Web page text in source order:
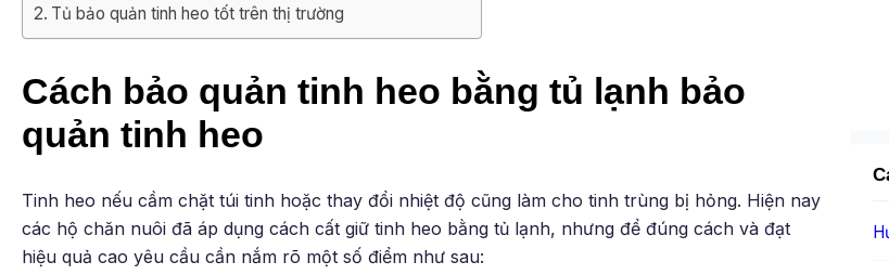
Tủ bảo quản tinh heo tốt trên thị trường
Cách bảo quản tinh heo bằng tủ lạnh bảo
quản tinh heo
Tinh heo nếu cầm chặt túi tinh hoặc thay đổi nhiệt độ cũng làm cho tinh trùng bị hỏng. Hiện nay
các hộ chăn nuôi đã áp dụng cách cất giữ tinh heo bằng tủ lạnh, nhưng để đúng cách và đạt
hiệu quả cao yêu cầu cần nắm rõ một số điểm như sau: